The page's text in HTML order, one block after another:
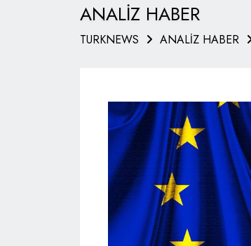
ANALİZ HABER
TURKNEWS ANALİZ HABER